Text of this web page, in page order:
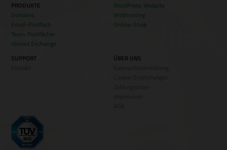
PRODUKTE
Domains
Email-Postfach
Team-Postfächer
Hosted Exchange
WordPress Website
Webhosting
Online-Shop
SUPPORT
ÜBER UNS